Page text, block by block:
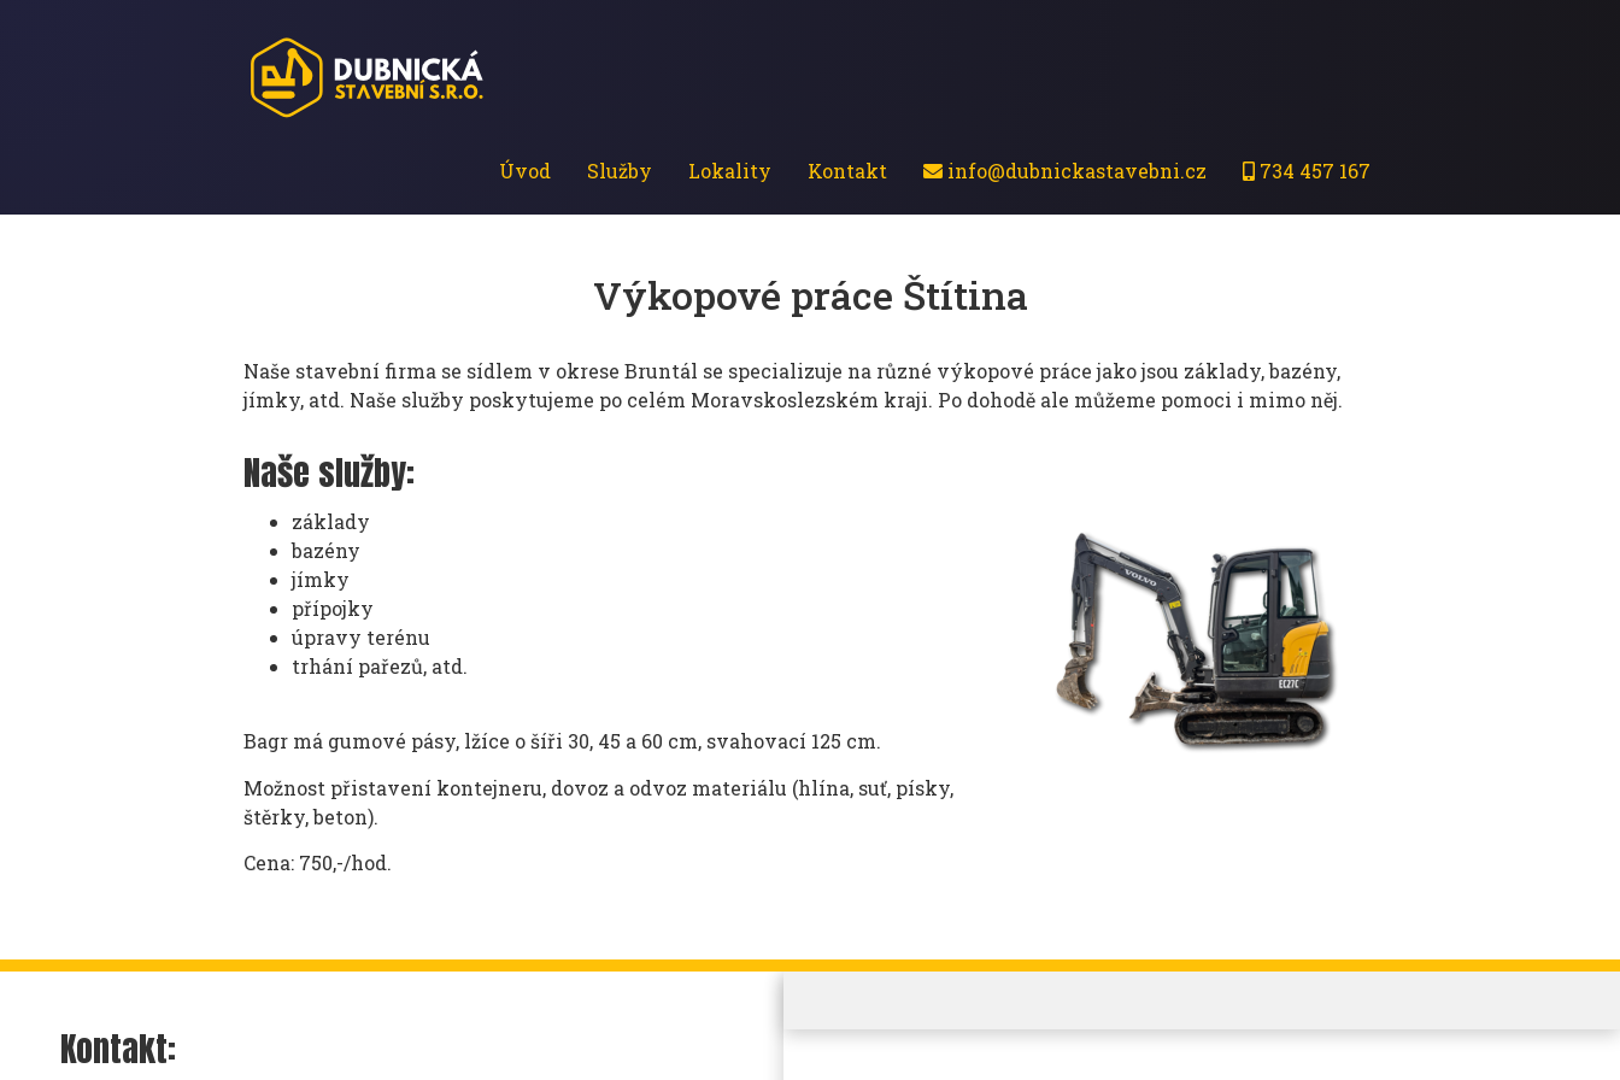
Úvod Služby Lokality Kontakt info@dubnickastavebni.cz 734 457 167
Výkopové práce Štítina
Naše stavební firma se sídlem v okrese Bruntál se specializuje na různé výkopové práce jako jsou základy, bazény,
jímky, atd. Naše služby poskytujeme po celém Moravskoslezském kraji. Po dohodě ale můžeme pomoci i mimo něj.
Naše služby:
základy
bazény
jímky
přípojky
úpravy terénu
trhání pařezů, atd.
Bagr má gumové pásy, lžíce o šíři 30, 45 a 60 cm, svahovací 125 cm.
Možnost přistavení kontejneru, dovoz a odvoz materiálu (hlína, suť, písky,
štěrky, beton).
Cena: 750,-/hod.
Kontakt: